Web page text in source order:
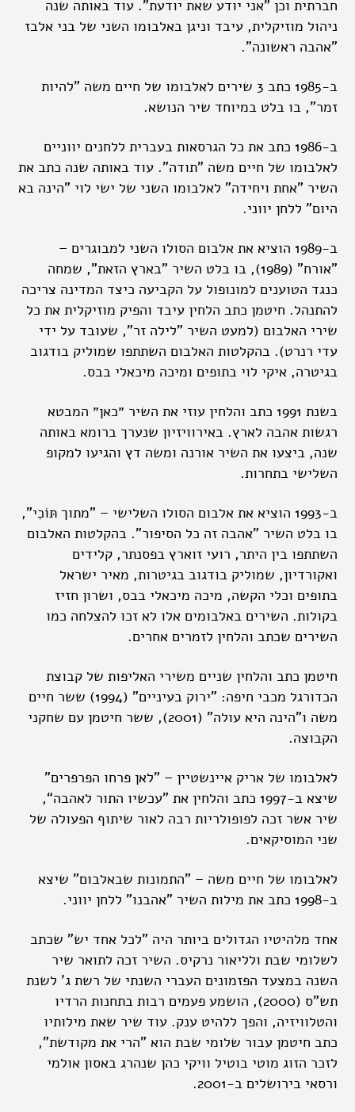
חברתית וכן "אני יודע שאת יודעת". עוד באותה שנה
ניהול מוזיקלית, עיבד וניגן באלבומו השני של בני אלבז
"אהבה ראשונה".
ב-1985 כתב 3 שירים לאלבומו של חיים משה "להיות
זמר", בו בלט במיוחד שיר הנושא.
ב-1986 כתב את כל הגרסאות בעברית ללחנים יווניים
לאלבומו של חיים משה "תודה". עוד באותה שנה כתב את
השיר "אחת ויחידה" לאלבומו השני של ישי לוי "הינה בא
היום" ללחן יווני.
ב-1989 הוציא את אלבום הסולו השני למבוגרים –
"אורח" (1989), בו בלט השיר "בארץ הזאת", שמחה
כנגד הטוענים למונופול על הקביעה כיצד המדינה צריכה
להתנהל. חיטמן כתב הלחין עיבד והפיק מוזיקלית את כל
שירי האלבום (למעט השיר "לילה זר", שעובד על ידי
עדי רנרט). בהקלטות האלבום השתתפו שמוליק בודגוב
בגיטרה, איקי לוי בתופים ומיכה מיכאלי בבס.
בשנת 1991 כתב והלחין עוזי את השיר ״כאן״ המבטא
רגשות אהבה לארץ. באירוויזיון שנערך ברומא באותה
שנה, ביצעו את השיר אורנה ומשה דץ והגיעו למקופ
השלישי בתחרות.
ב-1993 הוציא את אלבום הסולו השלישי – "מתוך תּוֹכִי",
בו בלט השיר "אהבה זה כל הסיפור". בהקלטות האלבום
השתתפו בין היתר, רועי זוארץ בפסנתר, קלידים
ואקורדיון, שמוליק בודגוב בגיטרות, מאיר ישראל
בתופים וכלי הקשה, מיכה מיכאלי בבס, ושרון חזיז
בקולות. השירים באלבומים אלו לא זכו להצלחה כמו
השירים שכתב והלחין לזמרים אחרים.
חיטמן כתב והלחין שניים משירי האליפות של קבוצת
הכדורגל מכבי חיפה: "ירוק בעיניים" (1994) ששר חיים
משה ו"הינה היא עולה" (2001), ששר חיטמן עם שחקני
הקבוצה.
לאלבומו של אריק איינשטיין – "לאן פרחו הפרפרים"
שיצא ב-1997 כתב והלחין את "עכשיו התור לאהבה“,
שיר אשר זכה לפופולריות רבה לאור שיתוף הפעולה של
שני המוסיקאים.
לאלבומו של חיים משה – "התמונות שבאלבום" שיצא
ב-1998 כתב את מילות השיר "אהבנו" ללחן יווני.
אחד מלהיטיו הגדולים ביותר היה "לכל אחד יש" שכתב
לשלומי שבת ולליאור נרקיס. השיר זכה לתואר שיר
השנה במצעד הפזמונים העברי השנתי של רשת ג' לשנת
תש"ס (2000), הושמע פעמים רבות בתחנות הרדיו
והטלוויזיה, והפך ללהיט ענק. עוד שיר שאת מילותיו
כתב חיטמן עבור שלומי שבת הוא "הרי את מקודשת",
לזכר הזוג מוטי בוטיל וויקי כהן שנהרג באסון אולמי
ורסאי בירושלים ב-2001.